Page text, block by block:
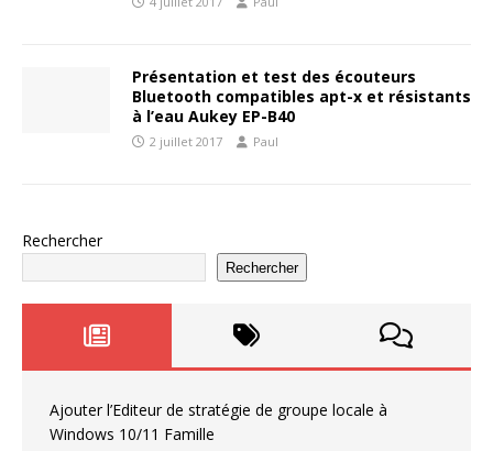
Présentation et test des écouteurs
Bluetooth compatibles apt-x et résistants
à l’eau Aukey EP-B40
2 juillet 2017 Paul
Rechercher
Rechercher
Ajouter l’Editeur de stratégie de groupe locale à
Windows 10/11 Famille